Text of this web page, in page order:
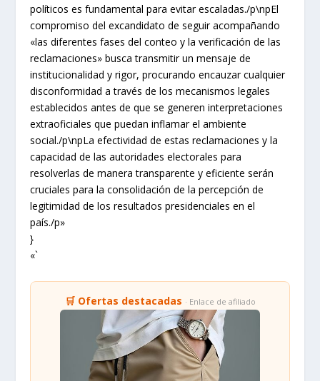
políticos es fundamental para evitar escaladas./p\npEl
compromiso del excandidato de seguir acompañando
«las diferentes fases del conteo y la verificación de las
reclamaciones» busca transmitir un mensaje de
institucionalidad y rigor, procurando encauzar cualquier
disconformidad a través de los mecanismos legales
establecidos antes de que se generen interpretaciones
extraoficiales que puedan inflamar el ambiente
social./p\npLa efectividad de estas reclamaciones y la
capacidad de las autoridades electorales para
resolverlas de manera transparente y eficiente serán
cruciales para la consolidación de la percepción de
legitimidad de los resultados presidenciales en el
país./p»
}
«`
🛒 Ofertas destacadas · Enlace de afiliado